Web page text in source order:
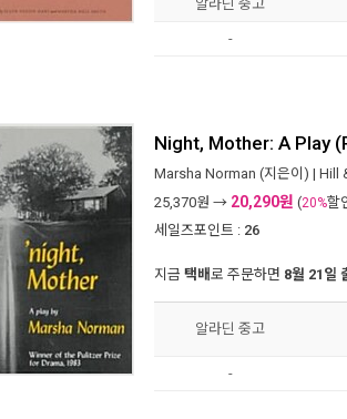
알라딘 중고
-
Night, Mother: A Play
Marsha Norman (지은이) | Hill
25,370원 → 20,290원 (20%할
세일즈포인트 : 26
지금 택배로 주문하면 8월 21일
알라딘 중고
-